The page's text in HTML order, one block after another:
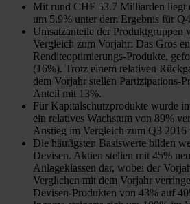
Mit rund CHF 53.7 Milliarden liegt
um 5.9% unter dem Ergebnis für
Umsatzanteile der Produktgruppen
Vergleich zum Vorjahr: Das Gros
Renditeoptimierungs-Produkte,
(16%). Trotz einem relativen
dem Vorjahr stellen Partizipations-
Anteil mit 13%.
Für Kapitalschutzprodukte wurde
ein relatives Wachstum von 89%
Anstieg im Vergleich zum Q3 2016
Die häufigsten Basiswerte bilden
Devisen. Aktien stellen mit 45%
Anlageklassen dar, wobei der
Verglichen mit dem Vorjahr
Devisen-Produkten von 43% auf